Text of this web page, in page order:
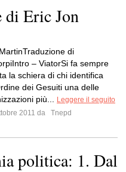
di Eric Jon
di
– ViatorSi fa sempre
la schiera di chi identifica
dei Gesuiti una delle
più...
Leggere il seguito
2011 da
Tnepd
politica: 1. Dal